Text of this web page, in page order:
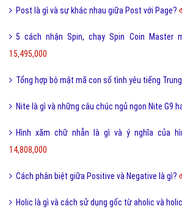
Post là gì và sự khác nhau giữa Post với Page?
5 cách nhận Spin, chạy Spin Coin Master
15,495,000
Tổng hợp bộ mật mã con số tình yêu tiếng
Nite là gì và những câu chúc ngủ ngon Nite G9
Hình xăm chữ nhẫn là gì và ý nghĩa của
14,808,000
Cách phân biệt giữa Positive và Negative là gì?
Holic là gì và cách sử dụng gốc từ aholic và